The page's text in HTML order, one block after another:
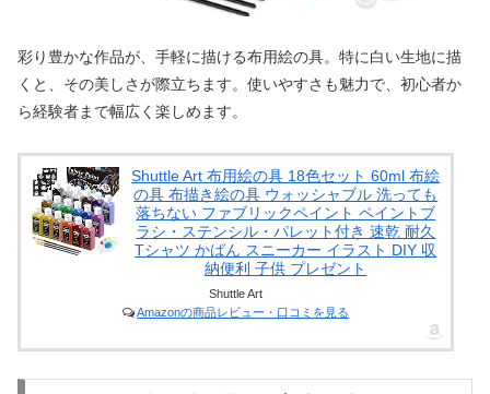
彩り豊かな作品が、手軽に描ける布用絵の具。特に白い生地に描
くと、その美しさが際立ちます。使いやすさも魅力で、初心者か
ら経験者まで幅広く楽しめます。
Shuttle Art 布用絵の具 18色セット 60ml 布絵
の具 布描き絵の具 ウォッシャブル 洗っても
落ちない ファブリックペイント ペイントブ
ラシ・ステンシル・パレット付き 速乾 耐久
Tシャツ かばん スニーカー イラスト DIY 収
納便利 子供 プレゼント
Shuttle Art
Amazonの商品レビュー・口コミを見る